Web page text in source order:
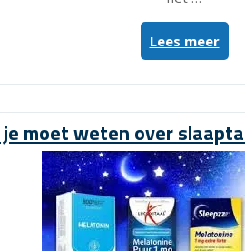
Lees meer
de
een
moet weten over